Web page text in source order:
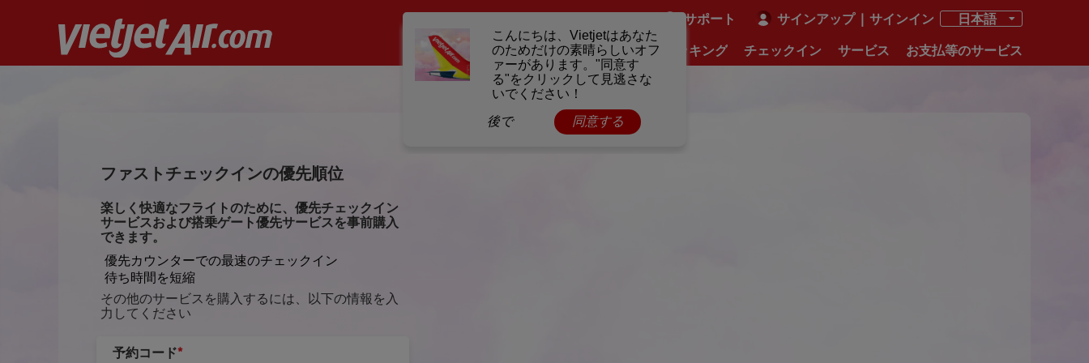
サポート サインアップ | サインイン 日本語
マイブッキング チェックイン サービス お支払等のサービス
ファストチェックインの優先順位
楽しく快適なフライトのために、優先チェックイン
サービスおよび搭乗ゲート優先サービスを事前購入
できます。
優先カウンターでの最速のチェックイン
待ち時間を短縮
その他のサービスを購入するには、以下の情報を入
力してください
予約コード*